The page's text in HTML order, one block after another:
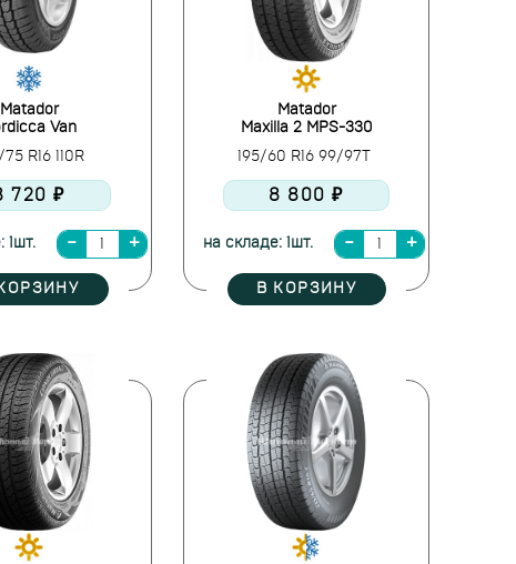
Matador
Van
R16 110R
720 ₽
1шт.
Matador
Maxilla 2 MPS-330
195/60 R16 99/97T
8 800 ₽
на складе: 1шт.
В КОРЗИНУ